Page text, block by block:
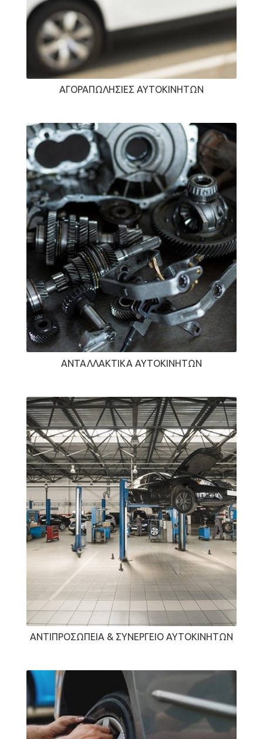
ΑΓΟΡΑΠΩΛΗΣΊΕΣ ΑΥΤΟΚΙΝΉΤΩΝ
ΑΝΤΑΛΛΑΚΤΙΚΆ ΑΥΤΟΚΙΝΉΤΩΝ
ΑΝΤΙΠΡΟΣΩΠΕΊΑ & ΣΥΝΕΡΓΕΊΟ ΑΥΤΟΚΙΝΉΤΩΝ